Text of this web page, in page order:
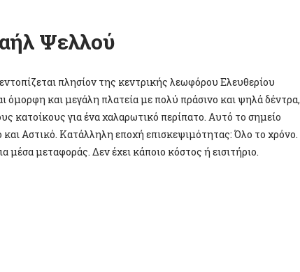
Ψελλού
πλησίον της κεντρικής λεωφόρου Ελευθερίου
όμορφη και μεγάλη πλατεία με πολύ πράσινο και ψηλά δέντρα,
κατοίκους για ένα χαλαρωτικό περίπατο. Αυτό το σημείο
και Αστικό. Κατάλληλη εποχή επισκεψιμότητας: Όλο το χρόνο.
μέσα μεταφοράς. Δεν έχει κάποιο κόστος ή εισιτήριο.